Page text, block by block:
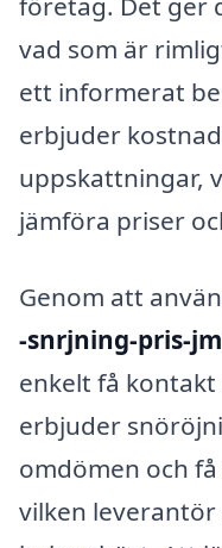
vad som är
ett informerat
erbjuder
uppskattningar,
jämföra priser
Genom att
-snrjning-pris-
enkelt få
erbjuder
omdömen och
vilken leverantör